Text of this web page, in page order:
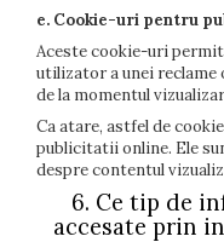
e. Cookie-uri pentru
Aceste cookie-uri
utilizator a unei reclame
de la momentul
Ca atare, astfel de
publicitatii online. Ele
despre contentul
6. Ce tip de
accesate prin